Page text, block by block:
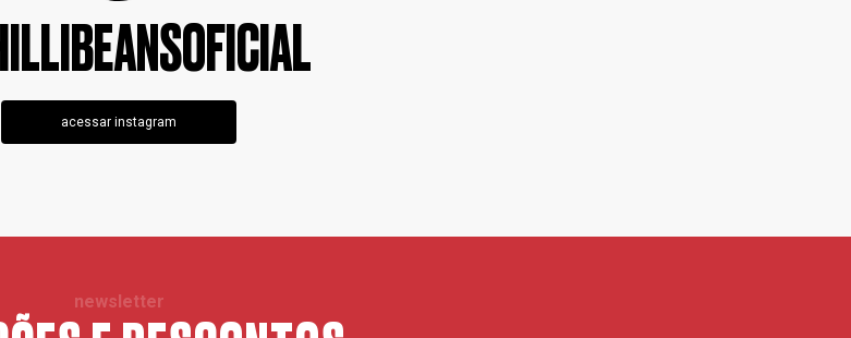
acessar instagram
newsletter